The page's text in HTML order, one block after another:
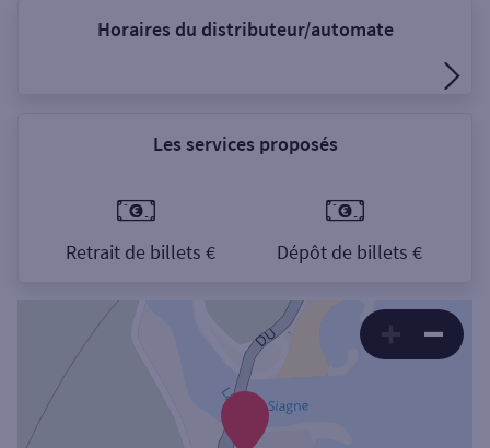
Horaires du distributeur/automate
Les services proposés
Retrait de billets € Dépôt de billets €